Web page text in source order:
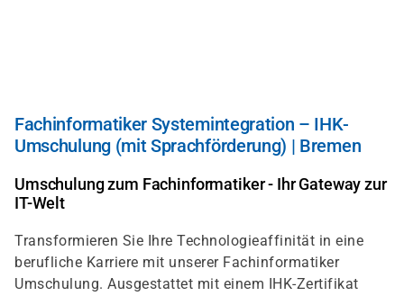
Fachinformatiker Systemintegration – IHK-
Umschulung (mit Sprachförderung) | Bremen
Umschulung zum Fachinformatiker - Ihr Gateway zur
IT-Welt
Transformieren Sie Ihre Technologieaffinität in eine
berufliche Karriere mit unserer Fachinformatiker
Umschulung. Ausgestattet mit einem IHK-Zertifikat